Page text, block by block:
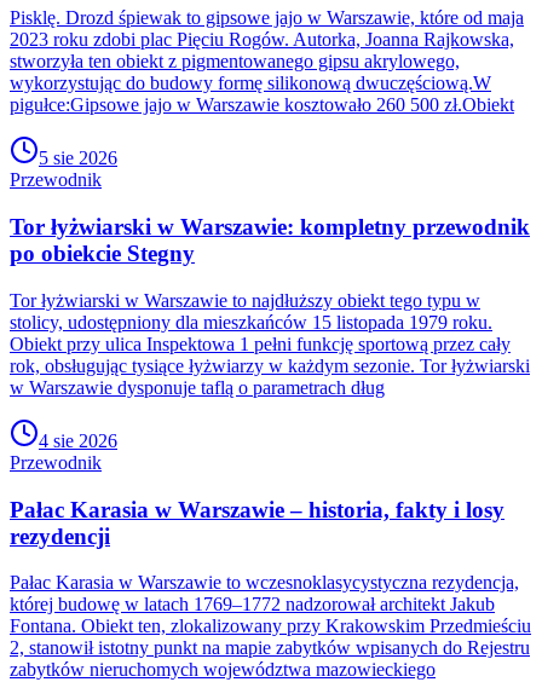
Pisklę. Drozd śpiewak to gipsowe jajo w Warszawie, które od maja
2023 roku zdobi plac Pięciu Rogów. Autorka, Joanna Rajkowska,
stworzyła ten obiekt z pigmentowanego gipsu akrylowego,
wykorzystując do budowy formę silikonową dwuczęściową.W
pigułce:Gipsowe jajo w Warszawie kosztowało 260 500 zł.Obiekt
5 sie 2026
Przewodnik
Tor łyżwiarski w Warszawie: kompletny przewodnik
po obiekcie Stegny
Tor łyżwiarski w Warszawie to najdłuższy obiekt tego typu w
stolicy, udostępniony dla mieszkańców 15 listopada 1979 roku.
Obiekt przy ulica Inspektowa 1 pełni funkcję sportową przez cały
rok, obsługując tysiące łyżwiarzy w każdym sezonie. Tor łyżwiarski
w Warszawie dysponuje taflą o parametrach dług
4 sie 2026
Przewodnik
Pałac Karasia w Warszawie – historia, fakty i losy
rezydencji
Pałac Karasia w Warszawie to wczesnoklasycystyczna rezydencja,
której budowę w latach 1769–1772 nadzorował architekt Jakub
Fontana. Obiekt ten, zlokalizowany przy Krakowskim Przedmieściu
2, stanowił istotny punkt na mapie zabytków wpisanych do Rejestru
zabytków nieruchomych województwa mazowieckiego